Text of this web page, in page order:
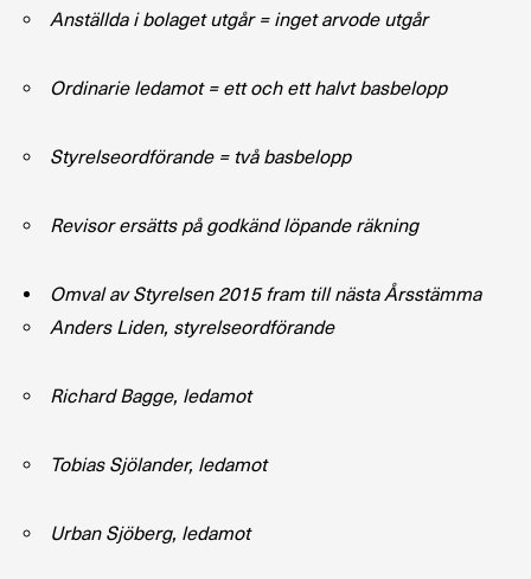
Anställda i bolaget utgår = inget arvode utgår
Ordinarie ledamot = ett och ett halvt basbelopp
Styrelseordförande = två basbelopp
Revisor ersätts på godkänd löpande räkning
Omval av Styrelsen 2015 fram till nästa Årsstämma
Anders Liden, styrelseordförande
Richard Bagge, ledamot
Tobias Sjölander, ledamot
Urban Sjöberg, ledamot